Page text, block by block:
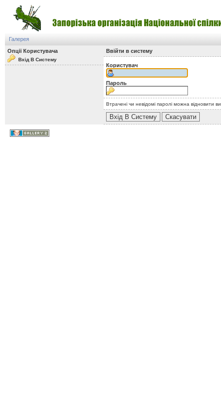
Галерея
Опції Користувача
Вхід В Систему
Ввійти в систему
Користувач
Пароль
Втрачені чи невідомі паролі можна відновити